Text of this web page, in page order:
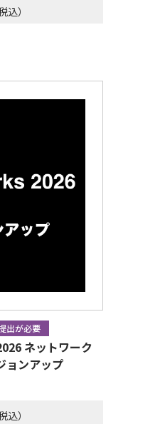
込）
出が必要
ネットワーク
ョンアップ
込）